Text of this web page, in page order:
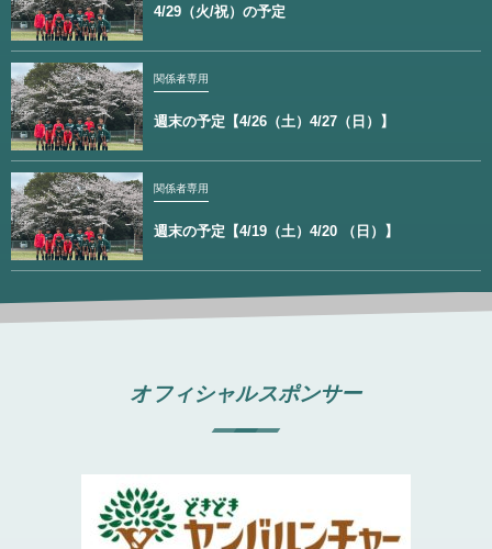
4/29（火/祝）の予定
関係者専用
週末の予定【4/26（土）4/27（日）】
関係者専用
週末の予定【4/19（土）4/20 （日）】
オフィシャルスポンサー